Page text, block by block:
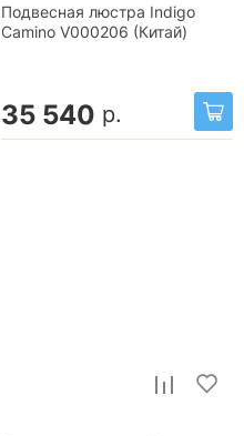
Подвесная люстра Indigo
Camino V000206 (Китай)
35 540 р.